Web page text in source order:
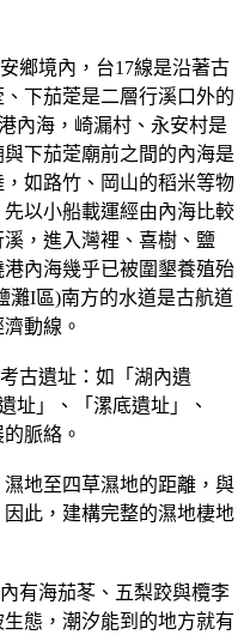
鄉境內，台17線是沿著古
下茄萣是二層行溪口外的
內海，崎漏村、永安村是
下茄萣廟前之間的內海是
如路竹、岡山的稻米等物
以小船載運經由內海比較
，進入灣裡、喜樹、鹽
內海幾乎已被圍墾養殖殆
灘I區)南方的水道是古航道
動線。
古遺址：如「湖內遺
址」、「漯底遺址」、
脈絡。
地至四草濕地的距離，與
此，建構完整的濕地棲地
有海茄苳、五梨跤與欖李
態，潮汐能到的地方就有